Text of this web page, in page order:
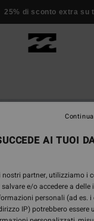
di sconto extra su
AI TUOI
partner, utilizziamo i
e/o accedere a
personali (ad es. i
IP) potrebbero essere